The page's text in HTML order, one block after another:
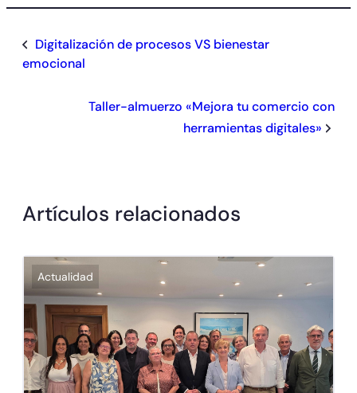
Digitalización de procesos VS bienestar
emocional
Taller-almuerzo «Mejora tu comercio con
herramientas digitales»
Artículos relacionados
Actualidad